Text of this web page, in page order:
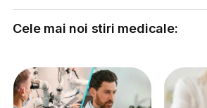
Cele mai noi stiri medicale: